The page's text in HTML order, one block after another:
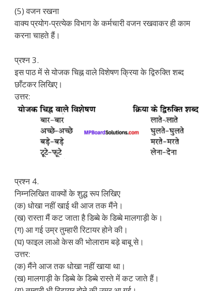
(5) वजन रखना
वाक्य प्रयोग-प्रत्येक विभाग के कर्मचारी वजन रखवाकर ही काम
करना चाहते हैं।
प्रश्न 3.
इस पाठ में से योजक चिह्न वाले विशेषण क्रिया के द्विरुक्ति शब्द
छाँटकर लिखिए।
उत्तर:
प्रश्न 4.
निम्नलिखित वाक्यों के शुद्ध रूप लिखिए
(क) धोखा नहीं खाई थी आज तक मैंने।
(ख) रास्ता मैं कट जाता है डिब्बे के डिब्बे मालगाड़ी के।
(ग) आ गई उम्र तुम्हारी रिटायर होने की।
(घ) फाइल लाओ केस की भोलाराम बड़े बाबू से।
उत्तर:
(क) मैंने आज तक धोखा नहीं खाया था।
(ख) मालगाड़ी के डिब्बे के डिब्बे रास्ते में कट जाते हैं।